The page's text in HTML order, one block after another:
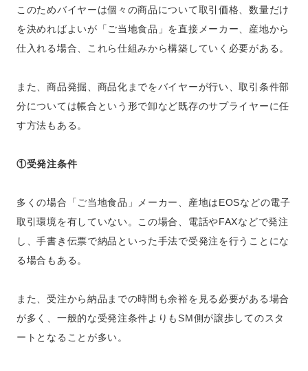
このためバイヤーは個々の商品について取引価格、数量だけ
を決めればよいが「ご当地食品」を直接メーカー、産地から
仕入れる場合、これら仕組みから構築していく必要がある。
また、商品発掘、商品化までをバイヤーが行い、取引条件部
分については帳合という形で卸など既存のサプライヤーに任
す方法もある。
①受発注条件
多くの場合「ご当地食品」メーカー、産地はEOSなどの電子
取引環境を有していない。この場合、電話やFAXなどで発注
し、手書き伝票で納品といった手法で受発注を行うことにな
る場合もある。
また、受注から納品までの時間も余裕を見る必要がある場合
が多く、一般的な受発注条件よりもSM側が譲歩してのスタ
ートとなることが多い。